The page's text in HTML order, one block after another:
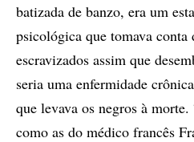
batizada de banzo, era um
psicológica que tomava conta
escravizados assim que
seria uma enfermidade
que levava os negros à
como as do médico francês